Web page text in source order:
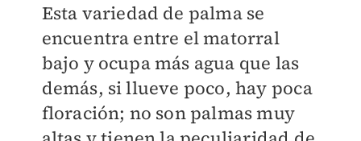
Esta variedad de palma se
encuentra entre el matorral
bajo y ocupa más agua que las
demás, si llueve poco, hay poca
floración; no son palmas muy